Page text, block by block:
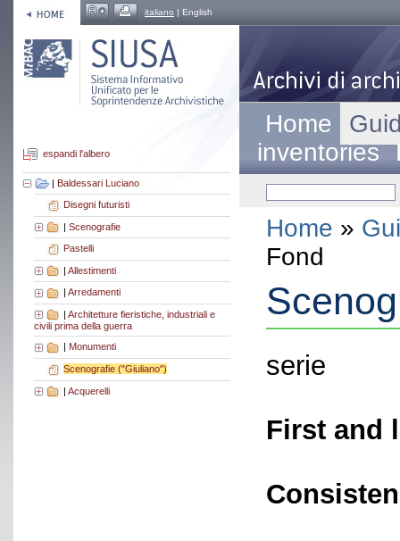
italiano | English
espandi l'albero
| Baldessari Luciano
Disegni futuristi
| Scenografie
Pastelli
| Allestimenti
Arredamenti
| Architetture fieristiche, industriali e
civili prima della guerra
Monumenti
Scenografie ("Giuliano")
| Acquerelli
Home
inventories
Home »
Fond
serie
First and